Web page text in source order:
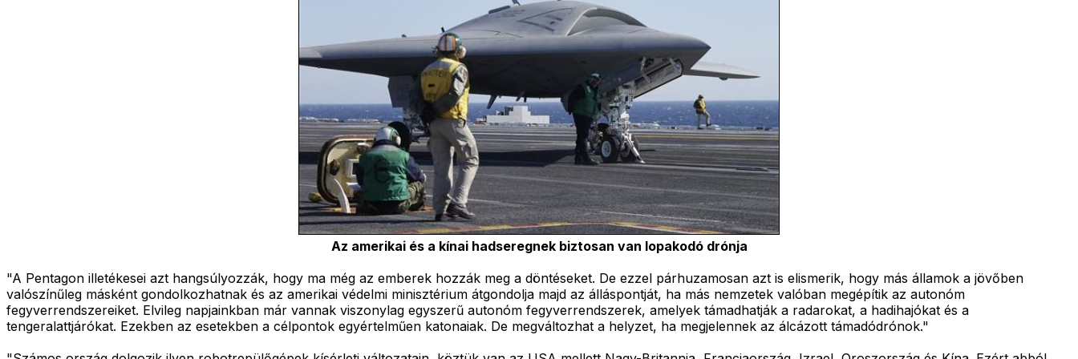
Az amerikai és a kínai hadseregnek biztosan van lopakodó drónja
"A Pentagon illetékesei azt hangsúlyozzák, hogy ma még az emberek hozzák meg a döntéseket. De ezzel párhuzamosan azt is elismerik, hogy más államok a jövőben
valószínűleg másként gondolkozhatnak és az amerikai védelmi minisztérium átgondolja majd az álláspontját, ha más nemzetek valóban megépítik az autonóm
fegyverrendszereiket. Elvileg napjainkban már vannak viszonylag egyszerű autonóm fegyverrendszerek, amelyek támadhatják a radarokat, a hadihajókat és a
tengeralattjárókat. Ezekben az esetekben a célpontok egyértelműen katonaiak. De megváltozhat a helyzet, ha megjelennek az álcázott támadódrónok."